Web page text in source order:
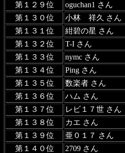
第１２９位
oguchan1 さん
第１３０位
小林 祥久 さん
第１３１位
紺碧の星 さん
第１３２位
T-I さん
第１３３位
nymc さん
第１３４位
Ping さん
第１３５位
数楽者 さん
第１３６位
ハム さん
第１３７位
レビ１７世 さん
第１３８位
カエ さん
第１３９位
亜０１７ さん
第１４０位
2709 さん